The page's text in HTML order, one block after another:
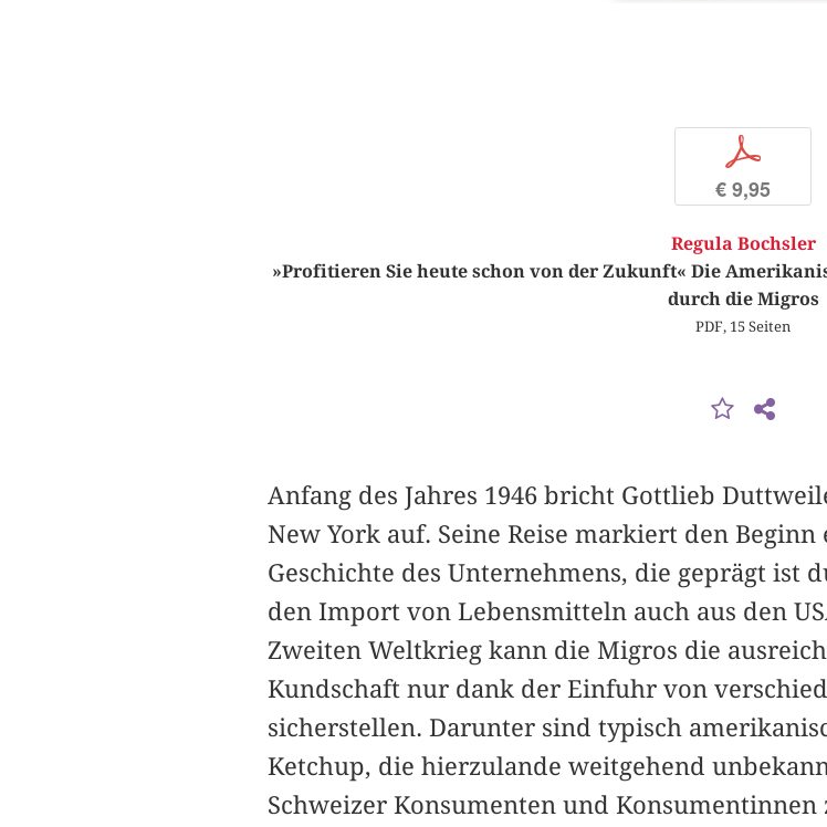
p
€ 9,95
Regula Bochsler
»Profitieren Sie heute schon von der Zukunft« Die
durch die Migros
PDF, 15 Seiten
Anfang des Jahres 1946 bricht Gottlieb
New York auf. Seine Reise markiert den
Geschichte des Unternehmens, die geprägt ist
den Import von Lebensmitteln auch aus den
Zweiten Weltkrieg kann die Migros die
Kundschaft nur dank der Einfuhr von
sicherstellen. Darunter sind typisch
Ketchup, die hierzulande weitgehend
Schweizer Konsumenten und